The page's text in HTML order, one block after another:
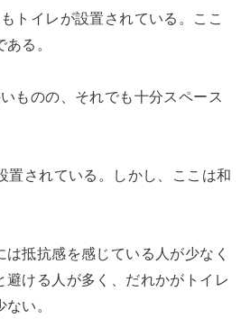
トイレが設置されている。ここ
る。
ものの、それでも十分スペース
置されている。しかし、ここは和
抵抗感を感じている人が少なく
避ける人が多く、だれかがトイレ
い。